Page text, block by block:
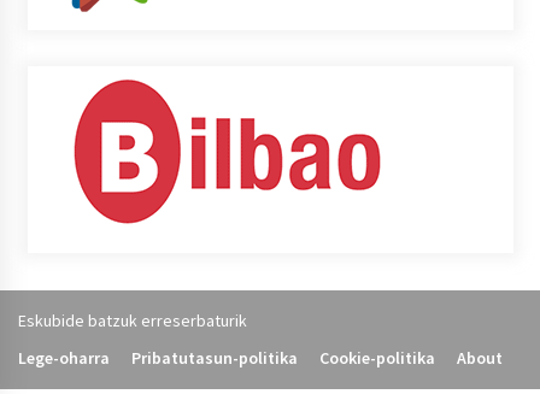
Eskubide batzuk erreserbaturik
Lege-oharra
Pribatutasun-politika Cookie-politika About